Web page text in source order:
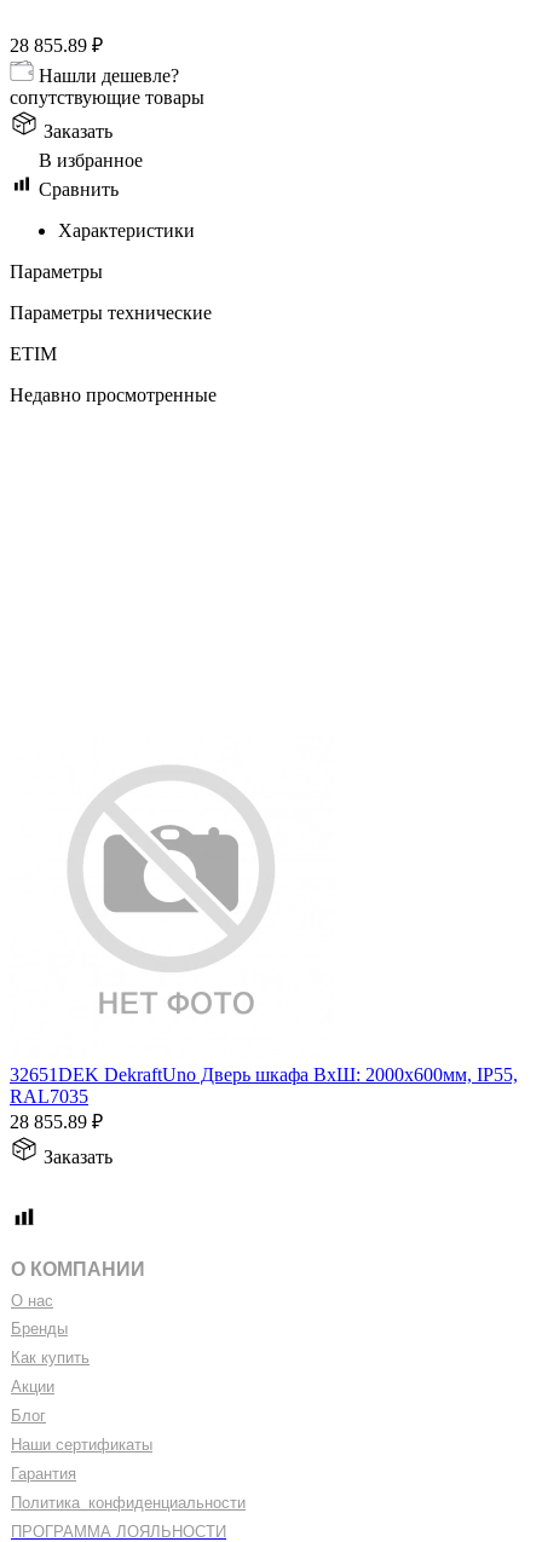
28 855.89 ₽
Нашли дешевле?
сопутствующие товары
Заказать
В избранное
Сравнить
Характеристики
Параметры
Параметры технические
ETIM
Недавно просмотренные
32651DEK DekraftUno Дверь шкафа ВхШ: 2000х600мм, IP55,
RAL7035
28 855.89 ₽
Заказать
О КОМПАНИИ
О нас
Бренды
Как купить
Акции
Блог
Наши сертификаты
Гарантия
Политика конфиденциальности
ПРОГРАММА ЛОЯЛЬНОСТИ